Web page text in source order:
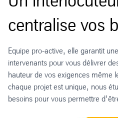
centralise vos
Equipe pro-active, elle garantit
intervenants pour vous délivrer
hauteur de vos exigences même
chaque projet est unique, nous
besoins pour vous permettre